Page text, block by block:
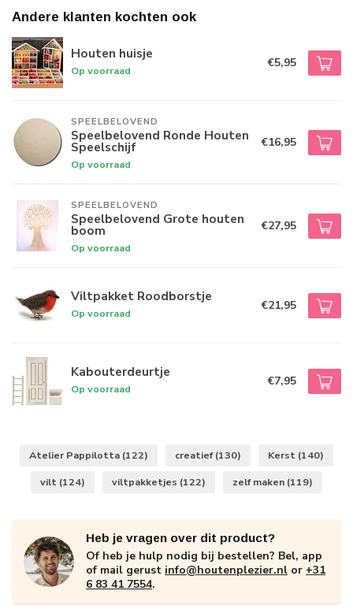
Andere klanten kochten ook
Houten huisje
Op voorraad
€5,95
SPEELBELOVEND
Speelbelovend Ronde Houten
Speelschijf
Op voorraad
€16,95
SPEELBELOVEND
Speelbelovend Grote houten
boom
Op voorraad
€27,95
Viltpakket Roodborstje
Op voorraad
€21,95
Kabouterdeurtje
Op voorraad
€7,95
Atelier Pappilotta (122) creatief(130) Kerst (140)
vilt (124) viltpakketjes (122) zelf maken (119)
Heb je vragen over dit product?
Of heb je hulp nodig bij bestellen? Bel, app
of mail gerust info@houtenplezier.nl or +31
6 83 41 7554.